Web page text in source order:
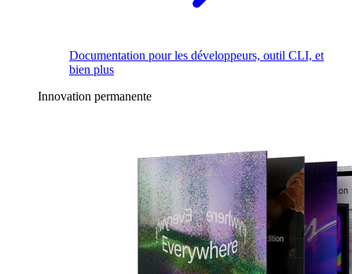
Documentation pour les développeurs, outil CLI, et
bien plus
Innovation permanente